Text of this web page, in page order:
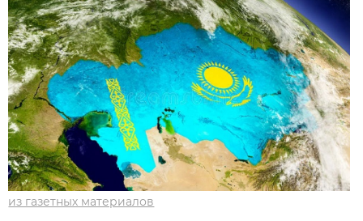
из газетных материалов